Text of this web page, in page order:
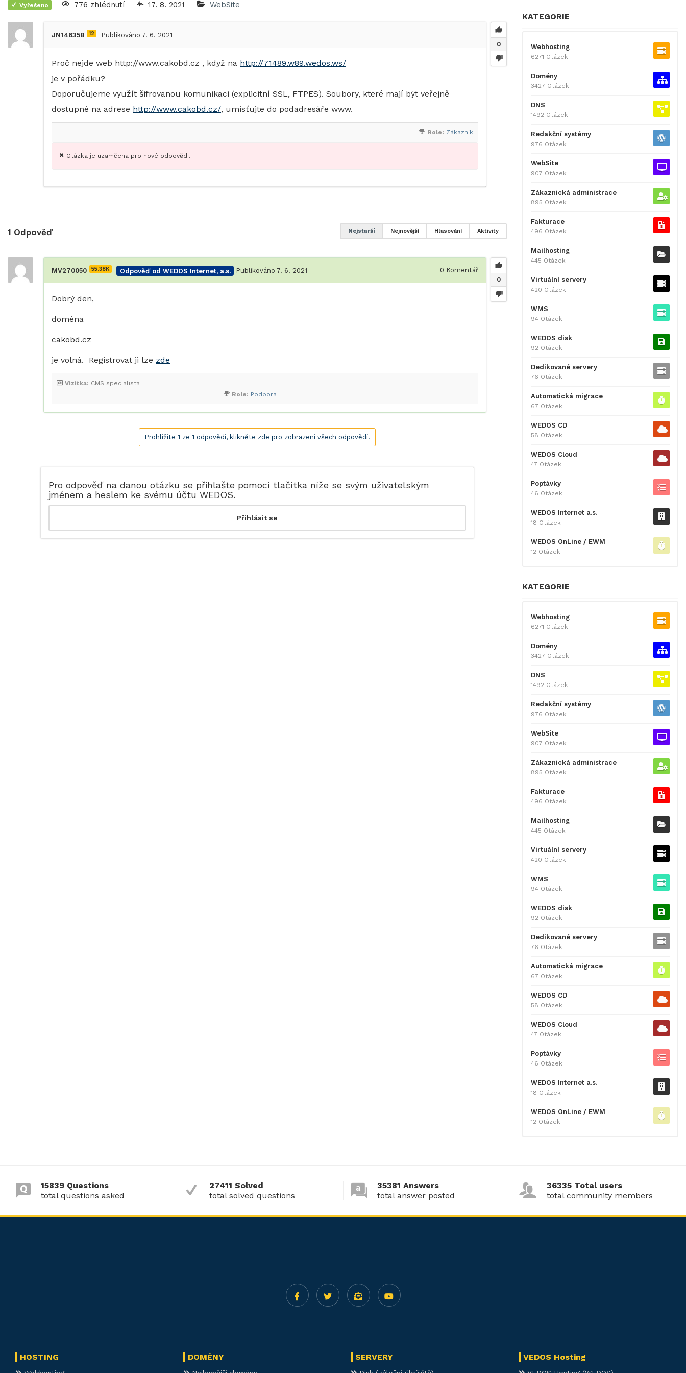
Vyřešeno 776 zhlédnutí 17. 8. 2021 WebSite
0
JN146358 12 Publikováno 7. 6. 2021
Proč nejde web http://www.cakobd.cz , když na http://71489.w89.wedos.ws/
je v pořádku?
Doporučujeme využít šifrovanou komunikaci (explicitní SSL, FTPES). Soubory, které mají být veřejně
dostupné na adrese http://www.cakobd.cz/, umisťujte do podadresáře www.
Role: Zákazník
Otázka je uzamčena pro nové odpovědi.
1 Odpověď Aktivity
Hlasování
Nejnovější
Nejstarší
0
MV270050 55.38K Odpověď od WEDOS Internet, a.s. Publikováno 7. 6. 2021 0 Komentář
Dobrý den,
doména
cakobd.cz
je volná. Registrovat ji lze zde
Role: Podpora
Vizitka: CMS specialista
Prohlížíte 1 ze 1 odpovědí, klikněte zde pro zobrazení všech odpovědí.
Pro odpověď na danou otázku se přihlašte pomocí tlačítka níže se svým uživatelským
jménem a heslem ke svému účtu WEDOS.
KATEGORIE
Webhosting
6271 Otázek
Domény
3427 Otázek
DNS
1492 Otázek
Redakční systémy
976 Otázek
WebSite
907 Otázek
Zákaznická administrace
895 Otázek
Fakturace
496 Otázek
Mailhosting
445 Otázek
Virtuální servery
420 Otázek
WMS
94 Otázek
WEDOS disk
92 Otázek
Dedikované servery
76 Otázek
Automatická migrace
67 Otázek
WEDOS CD
58 Otázek
WEDOS Cloud
47 Otázek
Poptávky
46 Otázek
WEDOS Internet a.s.
18 Otázek
WEDOS OnLine / EWM
12 Otázek
KATEGORIE
Webhosting
6271 Otázek
Domény
3427 Otázek
DNS
1492 Otázek
Redakční systémy
976 Otázek
WebSite
907 Otázek
Zákaznická administrace
895 Otázek
Fakturace
496 Otázek
Mailhosting
445 Otázek
Virtuální servery
420 Otázek
WMS
94 Otázek
WEDOS disk
92 Otázek
Dedikované servery
76 Otázek
Automatická migrace
67 Otázek
WEDOS CD
58 Otázek
WEDOS Cloud
47 Otázek
Poptávky
46 Otázek
WEDOS Internet a.s.
18 Otázek
WEDOS OnLine / EWM
12 Otázek
15839 Questions
total questions asked
27411 Solved
total solved questions
35381 Answers
total answer posted
36335 Total users
total community members
HOSTING DOMÉNY SERVERY VEDOS Hosting